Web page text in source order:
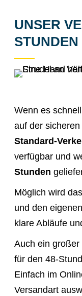
UNSER
Wenn es
auf der
verfügbar und
Stunden
Möglich wird
und den
klare Abläufe
Auch ein großer
für den 48-
Einfach im
Versandart